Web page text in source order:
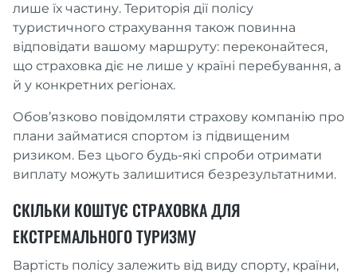
лише їх частину. Територія дії полісу
туристичного страхування також повинна
відповідати вашому маршруту: переконайтеся,
що страховка діє не лише у країні перебування, а
й у конкретних регіонах.
Обов’язково повідомляти страхову компанію про
плани займатися спортом із підвищеним
ризиком. Без цього будь-які спроби отримати
виплату можуть залишитися безрезультатними.
СКІЛЬКИ КОШТУЄ СТРАХОВКА ДЛЯ
ЕКСТРЕМАЛЬНОГО ТУРИЗМУ
Вартість полісу залежить від виду спорту, країни,